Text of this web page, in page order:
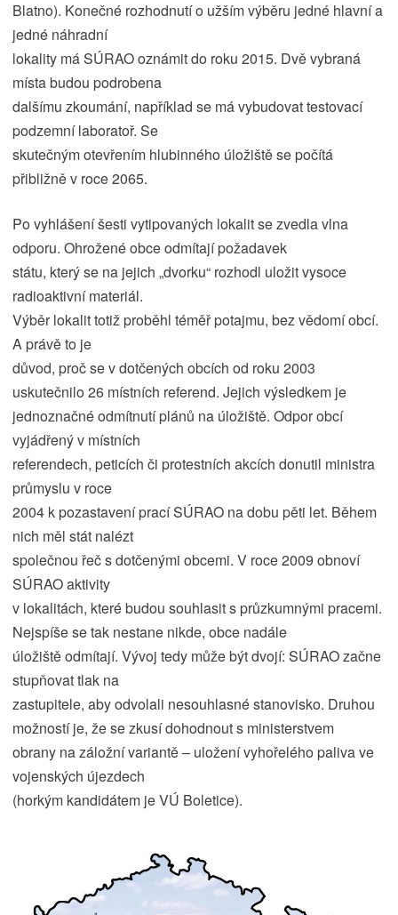
Blatno). Konečné rozhodnutí o užším výběru jedné hlavní a
jedné náhradní
lokality má SÚRAO oznámit do roku 2015. Dvě vybraná
místa budou podrobena
dalšímu zkoumání, například se má vybudovat testovací
podzemní laboratoř. Se
skutečným otevřením hlubinného úložiště se počítá
přibližně v roce 2065.
Po vyhlášení šesti vytipovaných lokalit se zvedla vlna
odporu. Ohrožené obce odmítají požadavek
státu, který se na jejich „dvorku“ rozhodl uložit vysoce
radioaktivní materiál.
Výběr lokalit totiž proběhl téměř potajmu, bez vědomí obcí.
A právě to je
důvod, proč se v dotčených obcích od roku 2003
uskutečnilo 26 místních referend. Jejich výsledkem je
jednoznačné odmítnutí plánů na úložiště. Odpor obcí
vyjádřený v místních
referendech, peticích či protestních akcích donutil ministra
průmyslu v roce
2004 k pozastavení prací SÚRAO na dobu pěti let. Během
nich měl stát nalézt
společnou řeč s dotčenými obcemi. V roce 2009 obnoví
SÚRAO aktivity
v lokalitách, které budou souhlasit s průzkumnými pracemi.
Nejspíše se tak nestane nikde, obce nadále
úložiště odmítají. Vývoj tedy může být dvojí: SÚRAO začne
stupňovat tlak na
zastupitele, aby odvolali nesouhlasné stanovisko. Druhou
možností je, že se zkusí dohodnout s ministerstvem
obrany na záložní variantě – uložení vyhořelého paliva ve
vojenských újezdech
(horkým kandidátem je VÚ Boletice).